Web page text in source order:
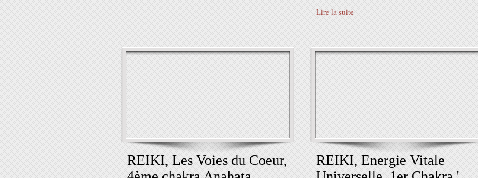
Lire la suite
REIKI, Les Voies du Coeur,
REIKI, Energie Vitale